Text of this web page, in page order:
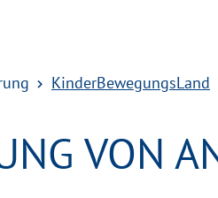
KinderBewegungsLand
VON